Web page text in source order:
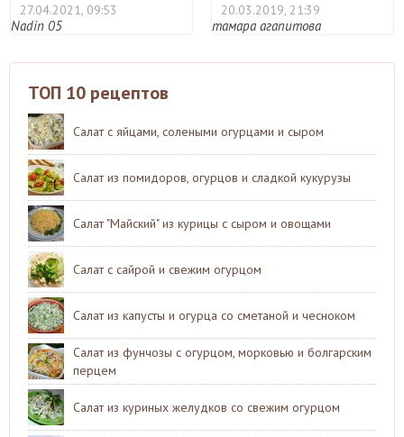
27.04.2021, 09:53
Nadin 05
20.03.2019, 21:39
тамара агапитова
ТОП 10 рецептов
Салат с яйцами, солеными огурцами и сыром
Салат из помидоров, огурцов и сладкой кукурузы
Салат "Майский" из курицы с сыром и овощами
Салат с сайрой и свежим огурцом
Салат из капусты и огурца со сметаной и чесноком
Салат из фунчозы с огурцом, морковью и болгарским
перцем
Салат из куриных желудков со свежим огурцом